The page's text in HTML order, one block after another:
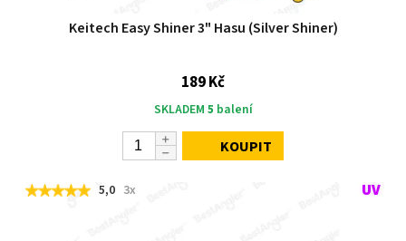
Keitech Easy Shiner 3" Hasu (Silver Shiner)
189 Kč
SKLADEM 5 balení
KOUPIT
5,0 3x